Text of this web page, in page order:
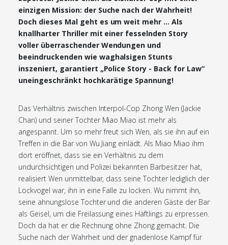
einzigen Mission: der Suche nach der Wahrheit!
Doch dieses Mal geht es um weit mehr ... Als
knallharter Thriller mit einer fesselnden Story
voller überraschender Wendungen und
beeindruckenden wie waghalsigen Stunts
inszeniert, garantiert „Police Story - Back for Law“
uneingeschränkt hochkarätige Spannung!
Das Verhältnis zwischen Interpol-Cop Zhong Wen (Jackie
Chan) und seiner Tochter Miao Miao ist mehr als
angespannt. Um so mehr freut sich Wen, als sie ihn auf ein
Treffen in die Bar von Wu Jiang einlädt. Als Miao Miao ihm
dort eröffnet, dass sie ein Verhältnis zu dem
undurchsichtigen und Polizei bekannten Barbesitzer hat,
realisiert Wen unmittelbar, dass seine Tochter lediglich der
Lockvogel war, ihn in eine Falle zu locken. Wu nimmt ihn,
seine ahnungslose Tochter und die anderen Gäste der Bar
als Geisel, um die Freilassung eines Häftlings zu erpressen.
Doch da hat er die Rechnung ohne Zhong gemacht. Die
Suche nach der Wahrheit und der gnadenlose Kampf für